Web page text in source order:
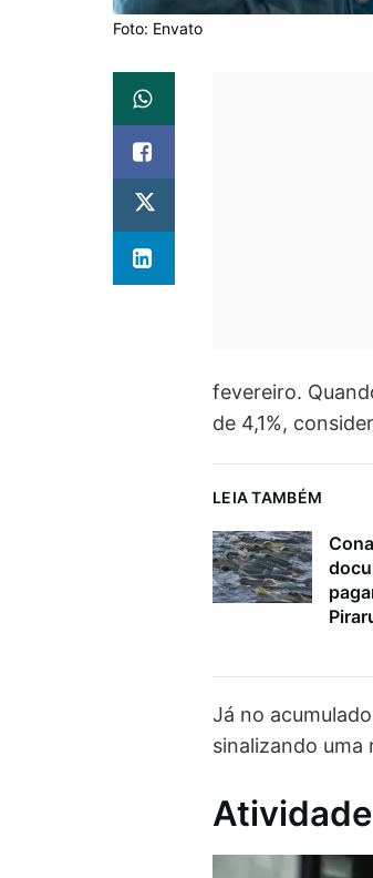
Foto: Envato
fevereiro.
de 4,1%,
LEIA TAMBÉM
Já no
sinalizando uma